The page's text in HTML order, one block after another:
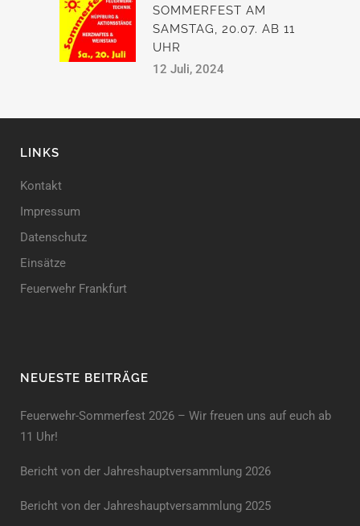
SOMMERFEST AM
SAMSTAG, 20.07. AB 11
UHR
12 Juli, 2024
LINKS
Kontakt
Impressum
Datenschutz
Einsätze
Feuerwehr Frankfurt
NEUESTE BEITRÄGE
Feuerwehr-Sommerfest 2026 – Wir freuen uns auf euch ab
11 Uhr!
Bericht von der Jahreshauptversammlung 2026
Bericht von der Jahreshaupt­versammlung 2025